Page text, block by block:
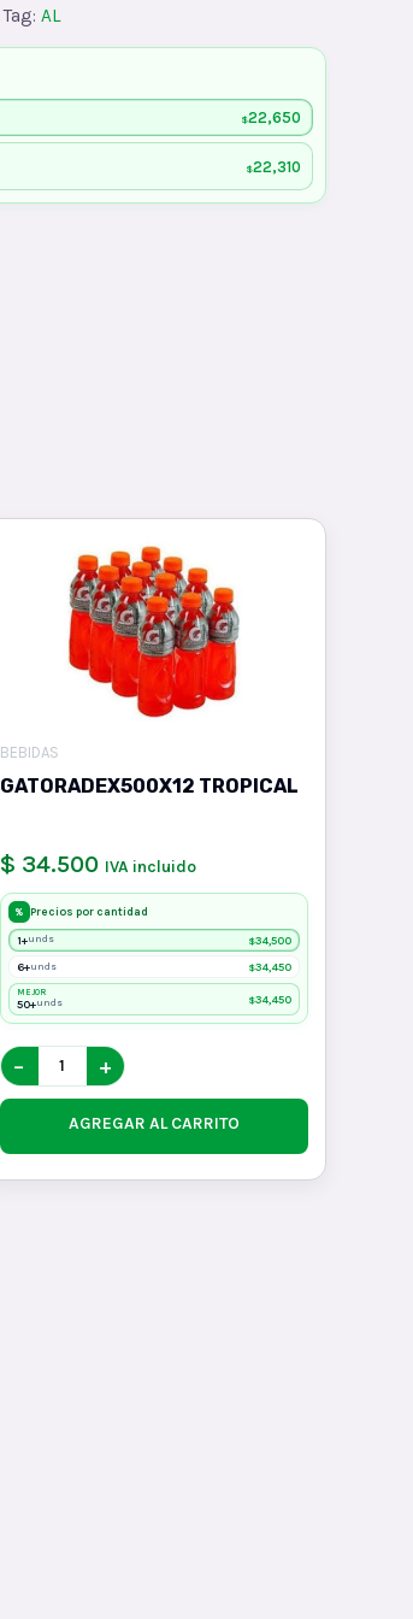
Tag: AL
$22,650
$22,310
BEBIDAS
GATORADEX500X12 TROPICAL
$ 34.500 IVA incluido
% Precios por cantidad
1+unds $34,500
6+unds $34,450
MEJOR
50+unds $34,450
− +
AGREGAR AL CARRITO